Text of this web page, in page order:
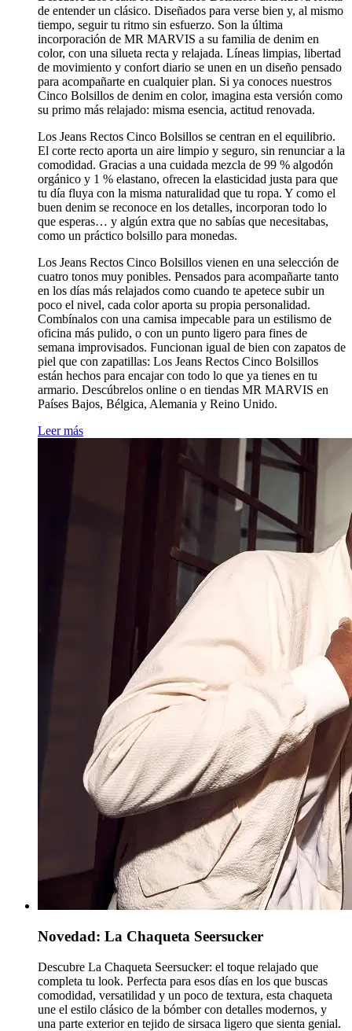
de entender un clásico. Diseñados para verse bien y, al mismo
tiempo, seguir tu ritmo sin esfuerzo. Son la última
incorporación de MR MARVIS a su familia de denim en
color, con una silueta recta y relajada. Líneas limpias, libertad
de movimiento y confort diario se unen en un diseño pensado
para acompañarte en cualquier plan. Si ya conoces nuestros
Cinco Bolsillos de denim en color, imagina esta versión como
su primo más relajado: misma esencia, actitud renovada.
Los Jeans Rectos Cinco Bolsillos se centran en el equilibrio.
El corte recto aporta un aire limpio y seguro, sin renunciar a la
comodidad. Gracias a una cuidada mezcla de 99 % algodón
orgánico y 1 % elastano, ofrecen la elasticidad justa para que
tu día fluya con la misma naturalidad que tu ropa. Y como el
buen denim se reconoce en los detalles, incorporan todo lo
que esperas… y algún extra que no sabías que necesitabas,
como un práctico bolsillo para monedas.
Los Jeans Rectos Cinco Bolsillos vienen en una selección de
cuatro tonos muy ponibles. Pensados para acompañarte tanto
en los días más relajados como cuando te apetece subir un
poco el nivel, cada color aporta su propia personalidad.
Combínalos con una camisa impecable para un estilismo de
oficina más pulido, o con un punto ligero para fines de
semana improvisados. Funcionan igual de bien con zapatos de
piel que con zapatillas: Los Jeans Rectos Cinco Bolsillos
están hechos para encajar con todo lo que ya tienes en tu
armario. Descúbrelos online o en tiendas MR MARVIS en
Países Bajos, Bélgica, Alemania y Reino Unido.
Leer más
Novedad: La Chaqueta Seersucker
Descubre La Chaqueta Seersucker: el toque relajado que
completa tu look. Perfecta para esos días en los que buscas
comodidad, versatilidad y un poco de textura, esta chaqueta
une el estilo clásico de la bómber con detalles modernos, y
una parte exterior en tejido de sirsaca ligero que sienta genial.